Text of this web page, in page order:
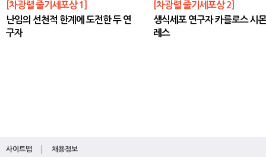
[차광렬 줄기세포상 1]
난임의 선천적 한계에 도전한 두 연
구자
[차광렬 줄기세포상 2]
생식세포 연구자 카를로스 시
레스
사이트맵 채용정보